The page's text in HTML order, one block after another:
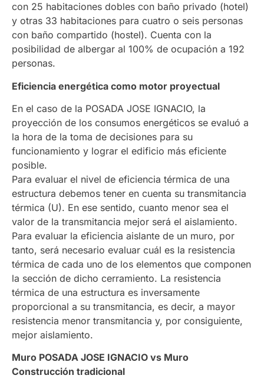
con 25 habitaciones dobles con baño privado (hotel)
y otras 33 habitaciones para cuatro o seis personas
con baño compartido (hostel). Cuenta con la
posibilidad de albergar al 100% de ocupación a 192
personas.
Eficiencia energética como motor proyectual
En el caso de la POSADA JOSE IGNACIO, la
proyección de los consumos energéticos se evaluó a
la hora de la toma de decisiones para su
funcionamiento y lograr el edificio más eficiente
posible.
Para evaluar el nivel de eficiencia térmica de una
estructura debemos tener en cuenta su transmitancia
térmica (U). En ese sentido, cuanto menor sea el
valor de la transmitancia mejor será el aislamiento.
Para evaluar la eficiencia aislante de un muro, por
tanto, será necesario evaluar cuál es la resistencia
térmica de cada uno de los elementos que componen
la sección de dicho cerramiento. La resistencia
térmica de una estructura es inversamente
proporcional a su transmitancia, es decir, a mayor
resistencia menor transmitancia y, por consiguiente,
mejor aislamiento.
Muro POSADA JOSE IGNACIO vs Muro
Construcción tradicional